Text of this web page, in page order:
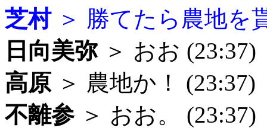
芝村＞ 勝てたら農地を
日向美弥 ＞ おお (23:37)
高原 ＞ 農地か！ (23:37)
不離参＞ おお。 (23:37)